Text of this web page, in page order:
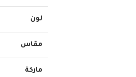
لون
مقاس
ماركة